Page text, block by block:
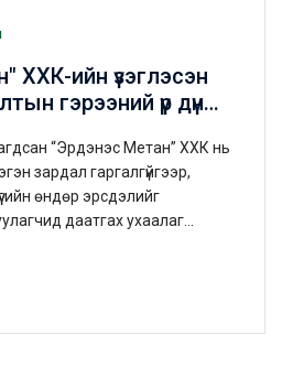
ХХК-ийн үзэглэсэн
гэрээний үр дүнд
“Эрдэнэс Метан” ХХК нь
зардал гаргалгүйгээр,
өндөр эрсдэлийг
даатгах ухаалаг